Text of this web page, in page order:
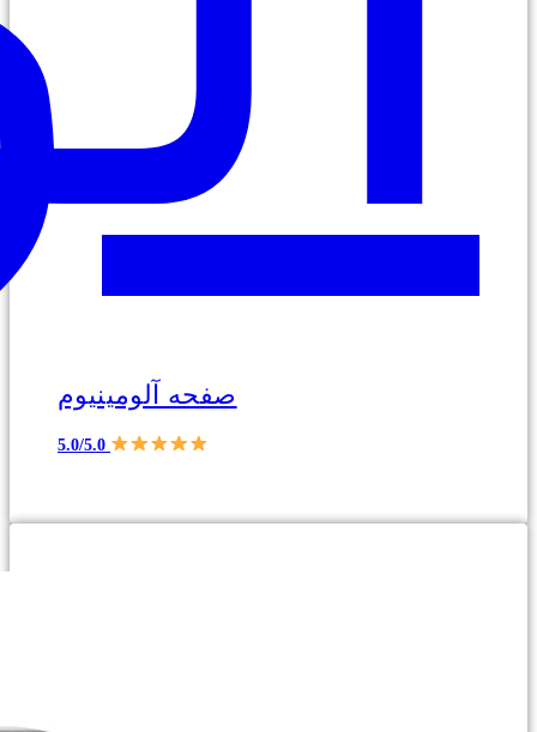
صفحه آلومینیوم